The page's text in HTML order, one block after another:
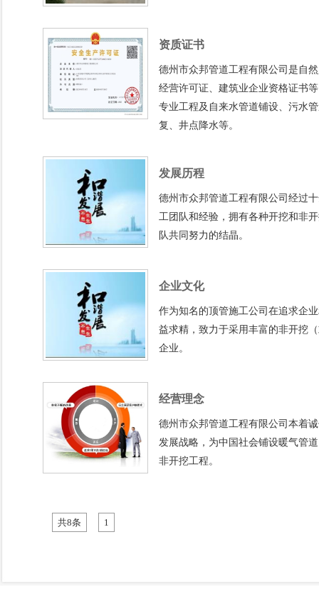
资质证书
德州市众邦管道工程有限公司是自
经营许可证、建筑业企业资格证书
专业工程及自来水管道铺设、污水
复、井点降水等。
发展历程
德州市众邦管道工程有限公司经过
工团队和经验，拥有各种开挖和非
队共同努力的结晶。
企业文化
作为知名的顶管施工公司在追求企
益求精，致力于采用丰富的非开挖
企业。
经营理念
德州市众邦管道工程有限公司本着
发展战略，为中国社会铺设暖气管
非开挖工程。
共8条 1